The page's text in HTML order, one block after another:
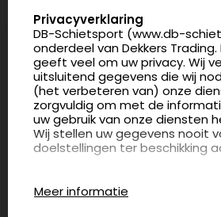
4.8
176 beoordelingen
info@db-schietsport.nl
Openingstijden
Dinsdag en donderdag: 13:00 -
uur
Afspraak maken
SELECT LANGUAGE
Privacyverklaring
DB-Schietsport (www.db-
onderdeel van Dekkers
geeft veel om uw privacy. Wij
uitsluitend gegevens die wij
(het verbeteren van) onze
zorgvuldig om met de
uw gebruik van onze diensten
Wij stellen uw gegevens nooit
doelstellingen ter beschikking
Meer informatie